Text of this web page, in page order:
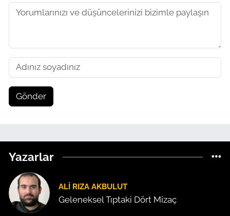
Gönder
Yazarlar
ALI RIZA AKBULUT
Geleneksel Tıptaki Dört Mizaç